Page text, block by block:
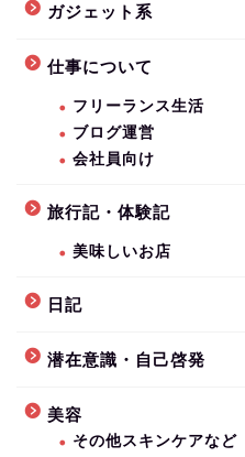
ガジェット系
仕事について
フリーランス生活
ブログ運営
会社員向け
旅行記・体験記
美味しいお店
日記
潜在意識・自己啓発
美容
その他スキンケアなど